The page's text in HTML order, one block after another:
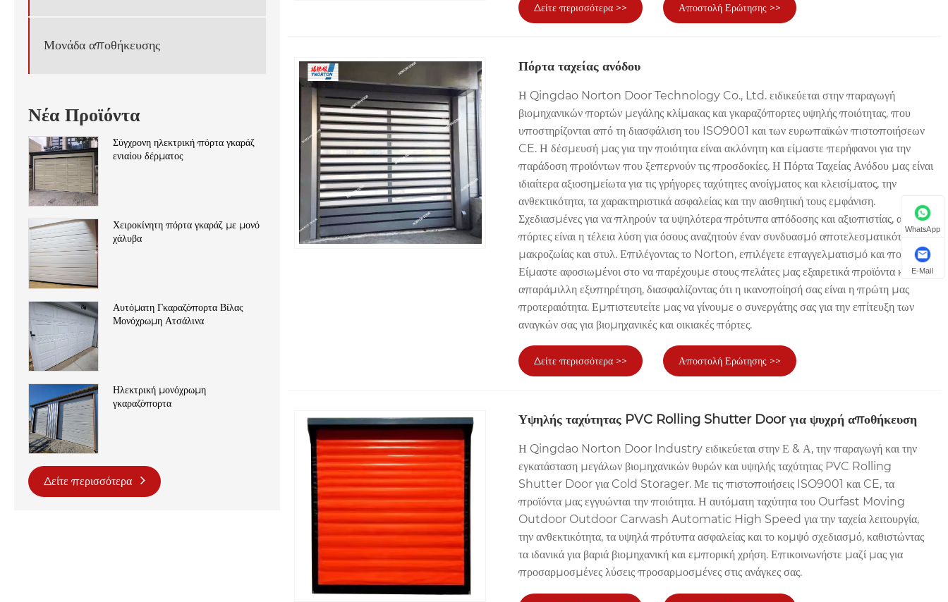
Μονάδα αποθήκευσης
Νέα Προϊόντα
Σύγχρονη ηλεκτρική πόρτα γκαράζ
ενιαίου δέρματος
Χειροκίνητη πόρτα γκαράζ με μονό
χάλυβα
Αυτόματη Γκαραζόπορτα Βίλας
Μονόχρωμη Ατσάλινα
Ηλεκτρική μονόχρωμη
γκαραζόπορτα
Δείτε περισσότερα
Δείτε περισσότερα >> Αποστολή Ερώτησης >>
Πόρτα ταχείας ανόδου
Η Qingdao Norton Door Technology Co., Ltd. ειδικεύεται στην παραγωγή
βιομηχανικών πορτών μεγάλης κλίμακας και γκαραζόπορτες υψηλής ποιότητας, που
υποστηρίζονται από τη διασφάλιση του ISO9001 και των ευρωπαϊκών πιστοποιήσεων
CE. Η δέσμευσή μας για την ποιότητα είναι ακλόνητη και είμαστε περήφανοι για την
παράδοση προϊόντων που ξεπερνούν τις προσδοκίες. Η Πόρτα Ταχείας Ανόδου μας είναι
ιδιαίτερα αξιοσημείωτα για τις γρήγορες ταχύτητες ανοίγματος και κλεισίματος, την
ανθεκτικότητα, τα χαρακτηριστικά ασφαλείας και την αισθητική τους εμφάνιση.
Σχεδιασμένες για να πληρούν τα υψηλότερα πρότυπα απόδοσης και αξιοπιστίας, αυτές οι
πόρτες είναι η τέλεια λύση για όσους αναζητούν έναν συνδυασμό αποτελεσματικότητας,
μακροζωίας και στυλ. Επιλέγοντας το Norton, επιλέγετε επαγγελματισμό και ποιότητα.
Είμαστε αφοσιωμένοι στο να παρέχουμε στους πελάτες μας εξαιρετικά προϊόντα και
απαράμιλλη εξυπηρέτηση, διασφαλίζοντας ότι η ικανοποίησή σας είναι η πρώτη μας
προτεραιότητα. Εμπιστευτείτε μας να γίνουμε ο συνεργάτης σας για την επίτευξη των
αναγκών σας για βιομηχανικές και οικιακές πόρτες.
Δείτε περισσότερα >> Αποστολή Ερώτησης >>
Υψηλής ταχύτητας PVC Rolling Shutter Door για ψυχρή αποθήκευση
Η Qingdao Norton Door Industry ειδικεύεται στην Ε & Α, την παραγωγή και την
εγκατάσταση μεγάλων βιομηχανικών θυρών και υψηλής ταχύτητας PVC Rolling
Shutter Door για Cold Storager. Με τις πιστοποιήσεις ISO9001 και CE, τα
προϊόντα μας εγγυώνται την ποιότητα. Η αυτόματη ταχύτητα του Ourfast Moving
Outdoor Outdoor Carwash Automatic High Speed ​​για την ταχεία λειτουργία,
την ανθεκτικότητα, τα υψηλά πρότυπα ασφαλείας και το κομψό σχεδιασμό, καθιστώντας
τα ιδανικά για βαριά βιομηχανική και εμπορική χρήση. Επικοινωνήστε μαζί μας για
προσαρμοσμένες λύσεις προσαρμοσμένες στις ανάγκες σας.
WhatsApp
E-Mail